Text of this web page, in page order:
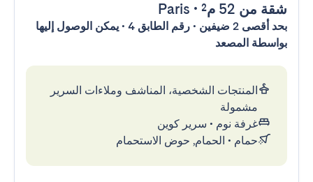
شقة من 52 م² •
Paris
بحد أقصى 2 ضيفين • رقم الطابق 4 • يمكن الوصول إليها
بواسطة المصعد
المنتجات الشخصية، المناشف وملاءات السرير
مشمولة
غرفة نوم • سرير كوين
حمام • الحمام, حوض الاستحمام